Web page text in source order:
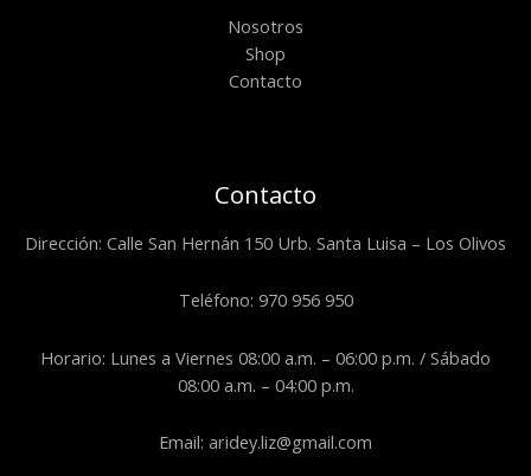
Nosotros
Shop
Contacto
Contacto
Dirección: Calle San Hernán 150 Urb. Santa Luisa – Los Olivos
Teléfono: 970 956 950
Horario: Lunes a Viernes 08:00 a.m. – 06:00 p.m. / Sábado
08:00 a.m. – 04:00 p.m.
Email: aridey.liz@gmail.com